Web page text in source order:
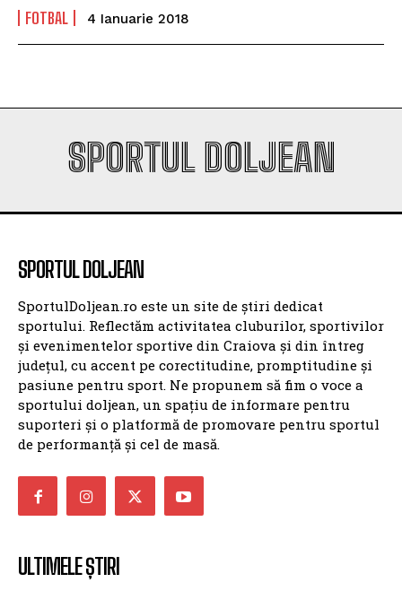
FOTBAL 4 Ianuarie 2018
SPORTUL DOLJEAN
SPORTUL DOLJEAN
SportulDoljean.ro este un site de știri dedicat
sportului. Reflectăm activitatea cluburilor, sportivilor
și evenimentelor sportive din Craiova și din întreg
județul, cu accent pe corectitudine, promptitudine și
pasiune pentru sport. Ne propunem să fim o voce a
sportului doljean, un spațiu de informare pentru
suporteri și o platformă de promovare pentru sportul
de performanță și cel de masă.
ULTIMELE ȘTIRI